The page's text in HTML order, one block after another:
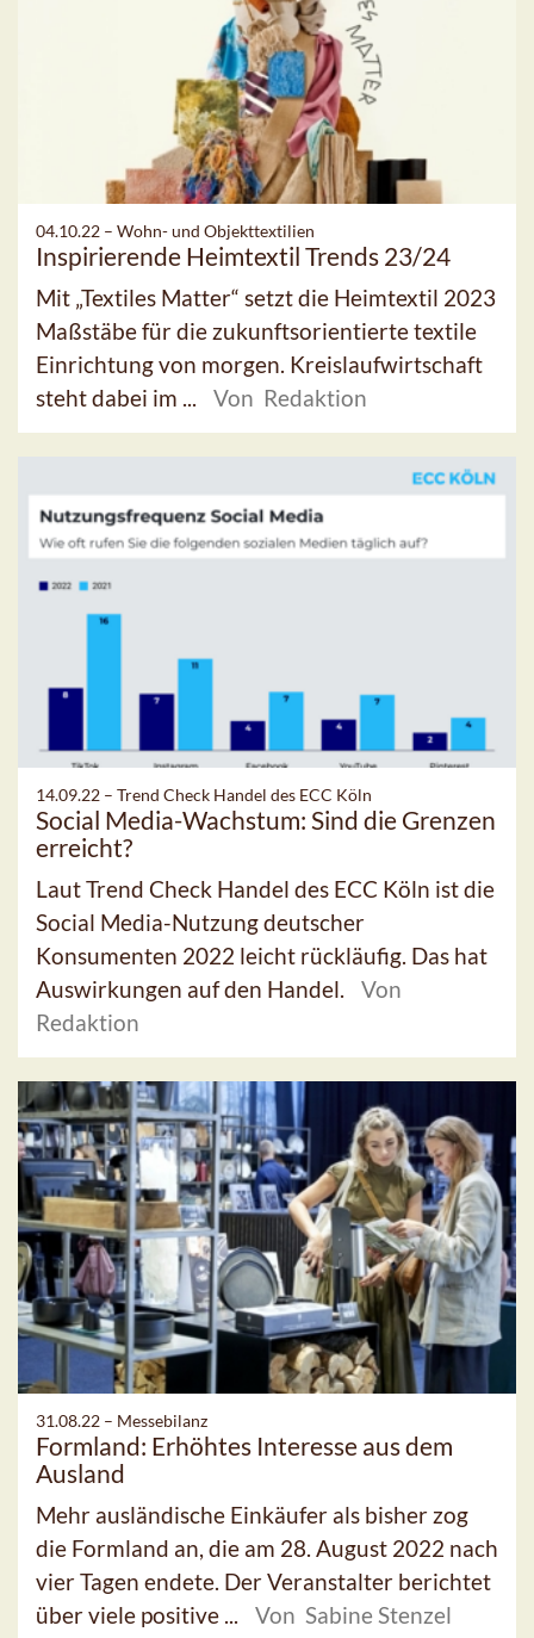
04.10.22 – Wohn- und Objekttextilien
Inspirierende Heimtextil Trends 23/24
Mit „Textiles Matter“ setzt die Heimtextil 2023
Maßstäbe für die zukunftsorientierte textile
Einrichtung von morgen. Kreislaufwirtschaft
steht dabei im ...
Von Redaktion
14.09.22 – Trend Check Handel des ECC Köln
Social Media-Wachstum: Sind die Grenzen
erreicht?
Laut Trend Check Handel des ECC Köln ist die
Social Media-Nutzung deutscher
Konsumenten 2022 leicht rückläufig. Das hat
Auswirkungen auf den Handel.
Von
Redaktion
31.08.22 – Messebilanz
Formland: Erhöhtes Interesse aus dem
Ausland
Mehr ausländische Einkäufer als bisher zog
die Formland an, die am 28. August 2022 nach
vier Tagen endete. Der Veranstalter berichtet
über viele positive ...
Von Sabine Stenzel